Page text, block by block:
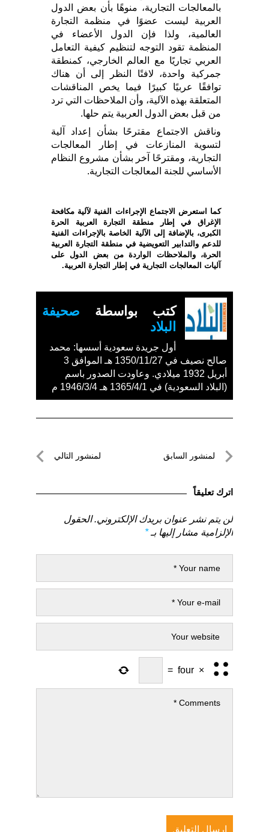
بالمعالجات التجارية، منوهًا بأن بعض الدول
العربية ليست عضوًا في منظمة التجارة
العالمية، ولذا فإن الدول الأعضاء في
المنظمة تقود التوجه لتنظيم كيفية التعامل
العربي تجاريًا مع العالم الخارجي، كمنطقة
جمركية واحدة، لافتًا النظر إلى أن هناك
توافقًا عربيًا كبيرًا فيما يخص المناقشات
المتعلقة بهذه الآلية، وأن الملاحظات التي ترد
من قبل بعض الدول العربية يتم حلها.
وناقش الاجتماع مقترحًا بشأن إعداد آلية
لتسوية المنازعات في إطار المعالجات
التجارية، ومقترحًا آخر بشأن مشروع النظام
الأساسي للجنة المعالجات التجارية.
كما استعرض الاجتماع الإجراءات الفنية لآلية مكافحة
الإغراق في إطار منطقة التجارة العربية الحرة
الكبرى، بالإضافة إلى الآلية الخاصة بالإجراءات الفنية
للدعم والتدابير التعويضية في منطقة التجارة العربية
الحرة، والملاحظات الواردة من بعض الدول على
آليات المعالجات التجارية في إطار التجارة العربية.
كتب بواسطة صحيفة
البلاد
أول جريدة سعودية أسسها: محمد
صالح نصيف في 1350/11/27 هـ الموافق 3
أبريل 1932 ميلادي. وعاودت الصدور باسم
(البلاد السعودية) في 1365/4/1 هـ 1946/3/4 م
تصفّحلمنشور السابق
السابق
لمنشور التالي
اترك تعليقاً
لن يتم نشر عنوان بريدك الإلكتروني. الحقول
الإلزامية مشار إليها بـ*
×
four
=